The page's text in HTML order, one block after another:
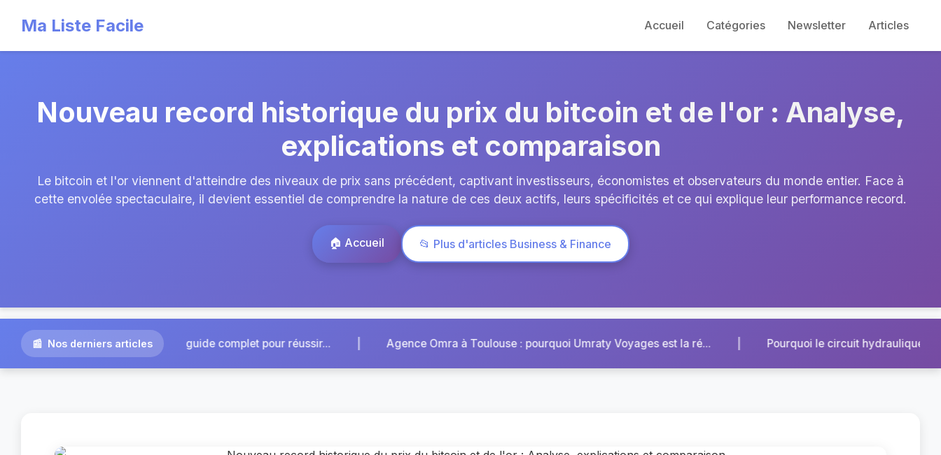
Ma Liste Facile Accueil Catégories Newsletter Articles
Nouveau record historique du prix du bitcoin et de l'or : Analyse,
explications et comparaison
Le bitcoin et l'or viennent d'atteindre des niveaux de prix sans précédent, captivant investisseurs, économistes et observateurs du monde entier. Face à
cette envolée spectaculaire, il devient essentiel de comprendre la nature de ces deux actifs, leurs spécificités et ce qui explique leur performance record.
🏠 Accueil 📂 Plus d'articles Business & Finance
Nos derniers articles
complet pour réussir... Agence Omra à Toulouse : pourquoi Umraty Voyages est la ré... | Pourquoi le circuit hydraulique extérieur de votre chauffag... |